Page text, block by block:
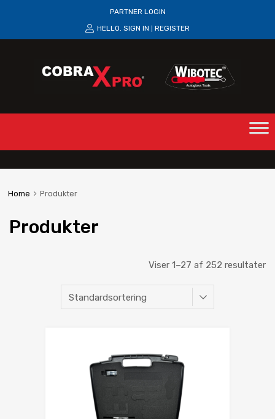
PARTNER LOGIN
HELLO. SIGN IN REGISTER
Home Produkter
Produkter
Viser 1–27 af 252 resultater